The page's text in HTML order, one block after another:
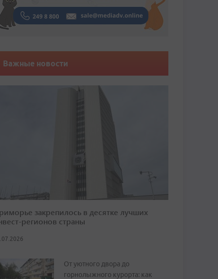
Важные новости
закрепилось в десятке лучших
регионов страны
От уютного двора до
горнолыжного курорта: как